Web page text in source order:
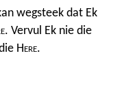
wegsteek dat Ek
. Vervul Ek nie die
Here.